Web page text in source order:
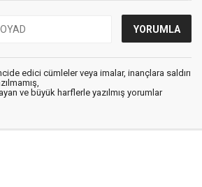
edici cümleler veya imalar, inançlara saldırı
ve büyük harflerle yazılmış yorumlar